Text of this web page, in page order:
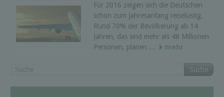
Für 2016 zeigen sich die Deutschen
schon zum Jahresanfang reiselustig.
Rund 70% der Bevölkerung ab 14
Jahren, das sind mehr als 48 Millionen
Personen, planen ...
mehr
Suche